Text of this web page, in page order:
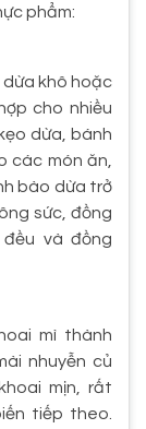
phẩm:
khô hoặc
cho nhiều
dừa, bánh
các món ăn,
bào dừa trở
sức, đồng
và đồng
mì thành
nhuyễn củ
mịn, rất
tiếp theo.